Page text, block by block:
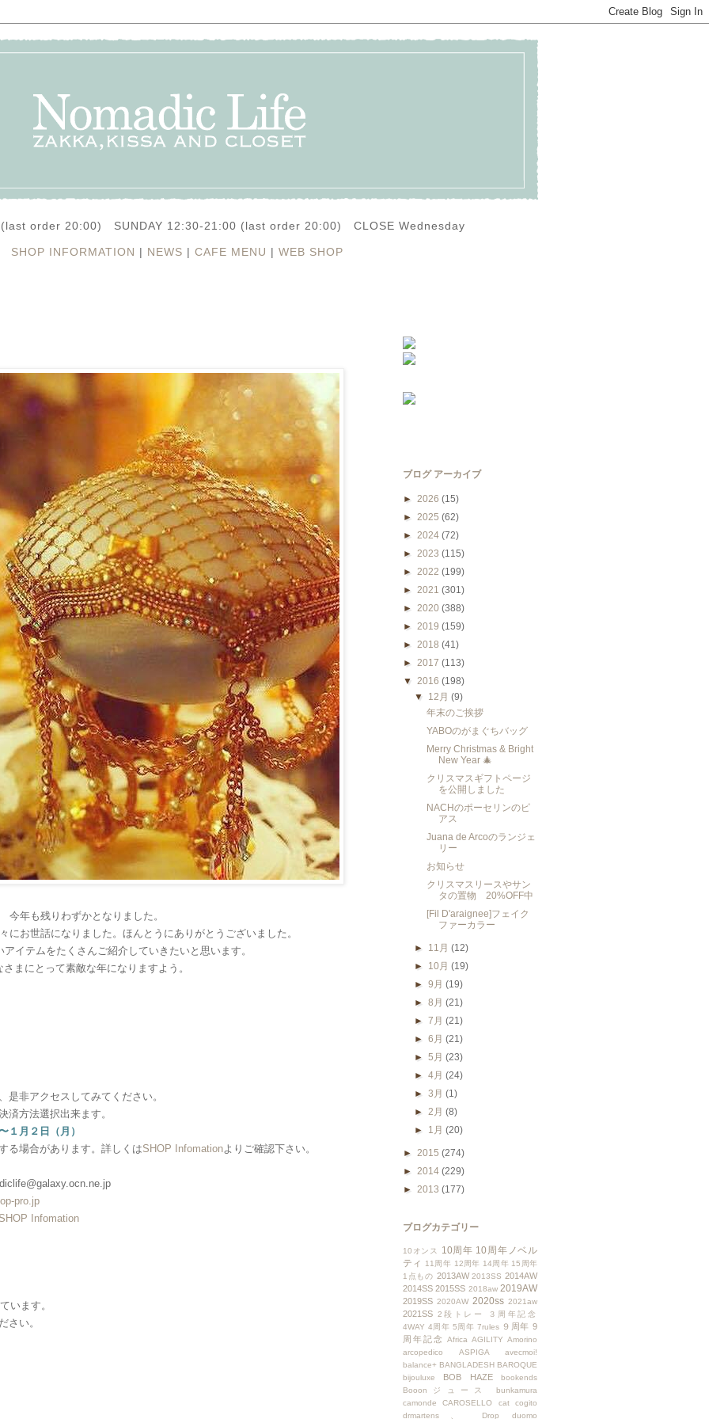
(last order 20:00) SUNDAY 12:30-21:00 (last order 20:00) CLOSE Wednesday
SHOP INFORMATION | NEWS | CAFE MENU | WEB SHOP
今年も残りわずかとなりました。
にお世話になりました。ほんとうにありがとうございました。
アイテムをたくさんご紹介していきたいと思います。
さまにとって素敵な年になりますよう。
非アクセスしてみてください。
方法選択出来ます。
月２日（月）
る場合があります。詳しくはSHOP Infomationよりご確認下さい。
pro.jp
Infomation
います。
さい。
ブログ アーカイブ
► 2026 (15)
► 2025 (62)
► 2024 (72)
► 2023 (115)
► 2022 (199)
► 2021 (301)
► 2020 (388)
► 2019 (159)
► 2018 (41)
► 2017 (113)
▼ 2016 (198)
▼ 12月(9)
年末のご挨拶
YABOのがまぐちバッグ
Merry Christmas & Bright
New Year 🎄
クリスマスギフトページ
を公開しました
NACHのポーセリンのピ
アス
Juana de Arcoのランジェ
リー
お知らせ
クリスマスリースやサン
タの置物 20%OFF中
[Fil D'araignee]フェイク
ファーカラー
► 11月(12)
► 10月(19)
►9月(19)
►8月(21)
►7月(21)
►6月(21)
►5月(23)
►4月(24)
►3月(1)
►2月(8)
► 1月(20)
► 2015 (274)
► 2014 (229)
► 2013 (177)
ブログカテゴリー
10オンス 10周年 10周年ノベル
ティ
11周年 12周年 14周年 15周年
1点もの 2013AW 2013SS 2014AW
2014SS 2015SS 2018aw 2019AW
2019SS 2020AW 2020ss 2021aw
2021SS 2段トレー
３周年記念
4WAY 4周年 5周年 7rules ９周年 9
周年記念
Africa AGILITY Amorino
arcopedico
ASPIGA
avecmoi!
balance+ BANGLADESH BAROQUE
bijouluxe
BOB HAZE
bookends
Booonジュース
bunkamura
camonde
CAROSELLO cat
cogito
drmartens、
Drop duomo